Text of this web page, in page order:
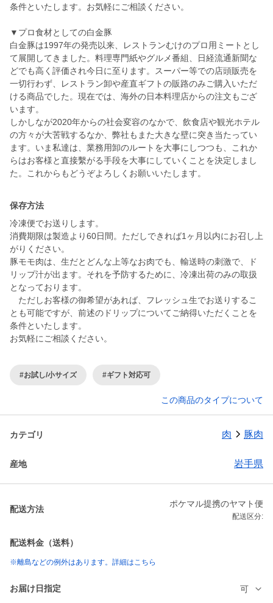
条件といたします。お気軽にご相談ください。
▼プロ食材としての白金豚
白金豚は1997年の発売以来、レストランむけのプロ用ミートとし
て展開してきました。料理専門紙やグルメ番組、日経流通新聞な
どでも高く評価され今日に至ります。スーパー等での店頭販売を
一切行わず、レストラン卸や産直ギフトの販路のみご購入いただ
ける商品でした。現在では、海外の日本料理店からの注文もござ
います。
しかしなが2020年からの社会変容のなかで、飲食店や観光ホテル
の方々が大苦戦するなか、弊社もまた大きな壁に突き当たってい
ます。いま私達は、業務用卸のルートを大事にしつつも、これか
らはお客様と直接繫がる手段を大事にしていくことを決定しまし
た。これからもどうぞよろしくお願いいたします。
保存方法
冷凍便でお送りします。
消費期限は製造より60日間。ただしできれば1ヶ月以内にお召し上
がりください。
豚モモ肉は、生だとどんな上等なお肉でも、輸送時の刺激で、ド
リップ汁が出ます。それを予防するために、冷凍出荷のみの取扱
となっております。
ただしお客様の御希望があれば、フレッシュ生でお送りするこ
とも可能ですが、前述のドリップについてご納得いただくことを
条件といたします。
お気軽にご相談ください。
#お試し/小サイズ #ギフト対応可
この商品のタイプについて
カテゴリ 肉 豚肉
産地 岩手県
配送方法
ポケマル提携のヤマト便
配送区分:
配送料金（送料）
※離島などの例外はあります。詳細はこちら
お届け日指定 可